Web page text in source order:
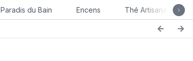
Paradis du Bain Encens Thé Artisanal